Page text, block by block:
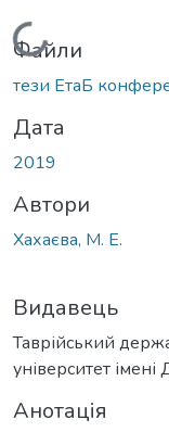
Вантажиться...
Файли
тези ЕтаБ
Дата
2019
Автори
Хахаєва, М. Е.
Видавець
Таврійський
університет
Анотація